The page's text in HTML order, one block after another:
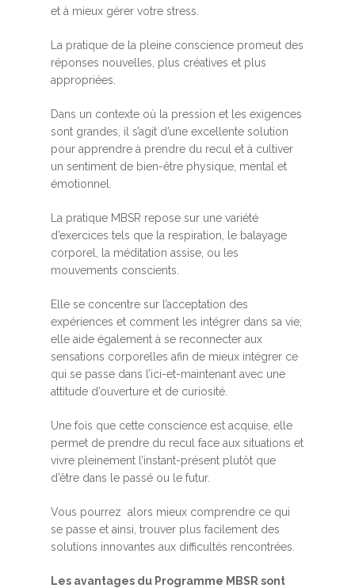
et à mieux gérer votre stress.
La pratique de la pleine conscience promeut des
réponses nouvelles, plus créatives et plus
appropriées.
Dans un contexte où la pression et les exigences
sont grandes, il s’agit d’une excellente solution
pour apprendre à prendre du recul et à cultiver
un sentiment de bien-être physique, mental et
émotionnel.
La pratique MBSR repose sur une variété
d’exercices tels que la respiration, le balayage
corporel, la méditation assise, ou les
mouvements conscients.
Elle se concentre sur l’acceptation des
expériences et comment les intégrer dans sa vie;
elle aide également à se reconnecter aux
sensations corporelles afin de mieux intégrer ce
qui se passe dans l’ici-et-maintenant avec une
attitude d’ouverture et de curiosité.
Une fois que cette conscience est acquise, elle
permet de prendre du recul face aux situations et
vivre pleinement l’instant-présent plutôt que
d’être dans le passé ou le futur.
Vous pourrez alors mieux comprendre ce qui
se passe et ainsi, trouver plus facilement des
solutions innovantes aux difficultés rencontrées.
Les avantages du Programme MBSR sont